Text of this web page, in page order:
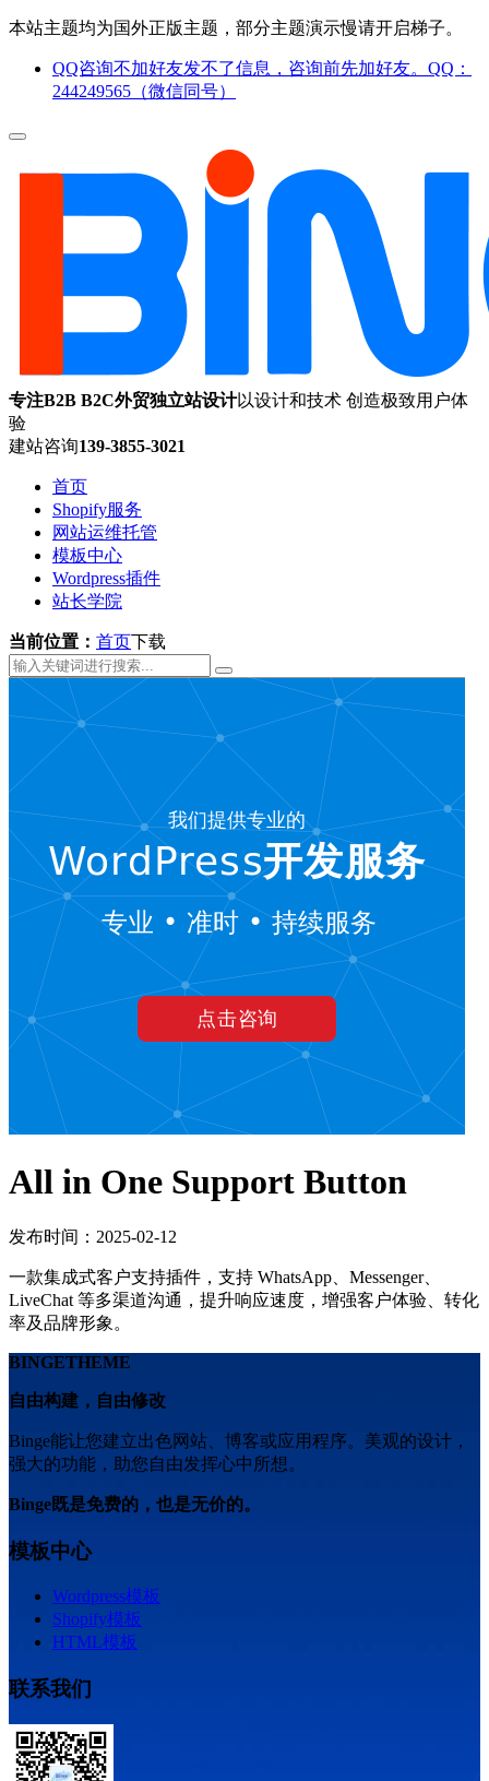
本站主题均为国外正版主题，部分主题演示慢请开启梯子。
QQ咨询不加好友发不了信息，咨询前先加好友。QQ：
244249565（微信同号）
专注B2B B2C外贸独立站设计以设计和技术 创造极致用户体
验
建站咨询139-3855-3021
首页
Shopify服务
网站运维托管
模板中心
Wordpress插件
站长学院
当前位置： 首页下载
All in One Support Button
发布时间：2025-02-12
一款集成式客户支持插件，支持 WhatsApp、Messenger、
LiveChat 等多渠道沟通，提升响应速度，增强客户体验、转化
率及品牌形象。
BINGETHEME
自由构建，自由修改
Binge能让您建立出色网站、博客或应用程序。美观的设计，
强大的功能，助您自由发挥心中所想。
Binge既是免费的，也是无价的。
模板中心
Wordpress模板
Shopify模板
HTML模板
联系我们